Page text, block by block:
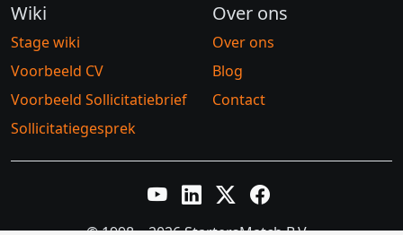
Wiki
Stage wiki
Voorbeeld CV
Voorbeeld Sollicitatiebrief
Sollicitatiegesprek
Over ons
Over ons
Blog
Contact
YouTubeLinkedInTwitter XFacebook